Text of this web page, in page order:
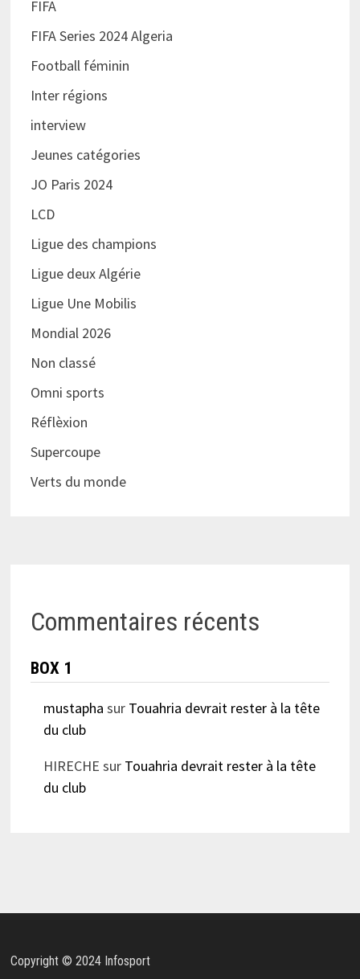
FIFA
FIFA Series 2024 Algeria
Football féminin
Inter régions
interview
Jeunes catégories
JO Paris 2024
LCD
Ligue des champions
Ligue deux Algérie
Ligue Une Mobilis
Mondial 2026
Non classé
Omni sports
Réflèxion
Supercoupe
Verts du monde
Commentaires récents
BOX 1
mustapha sur Touahria devrait rester à la tête
du club
HIRECHE sur Touahria devrait rester à la tête
du club
Copyright © 2024 Infosport